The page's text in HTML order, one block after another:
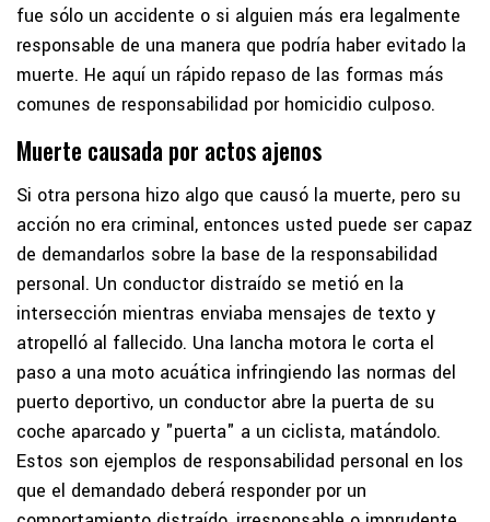
fue sólo un accidente o si alguien más era legalmente
responsable de una manera que podría haber evitado la
muerte. He aquí un rápido repaso de las formas más
comunes de responsabilidad por homicidio culposo.
Muerte causada por actos ajenos
Si otra persona hizo algo que causó la muerte, pero su
acción no era criminal, entonces usted puede ser capaz
de demandarlos sobre la base de la responsabilidad
personal. Un conductor distraído se metió en la
intersección mientras enviaba mensajes de texto y
atropelló al fallecido. Una lancha motora le corta el
paso a una moto acuática infringiendo las normas del
puerto deportivo, un conductor abre la puerta de su
coche aparcado y "puerta" a un ciclista, matándolo.
Estos son ejemplos de responsabilidad personal en los
que el demandado deberá responder por un